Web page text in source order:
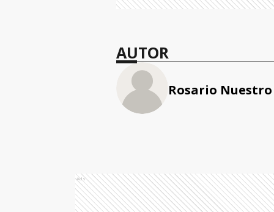
AUTOR
Rosario Nuestro
Ads